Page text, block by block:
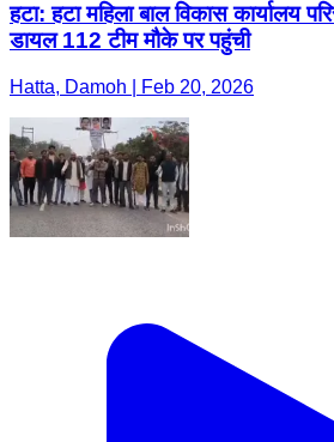
हटा: हटा महिला बाल विकास कार्यालय
डायल 112 टीम मौके पर पहुंची
Hatta, Damoh | Feb 20, 2026